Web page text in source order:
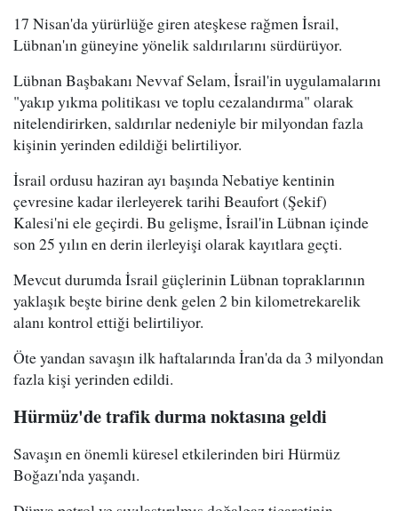
17 Nisan'da yürürlüğe giren ateşkese rağmen İsrail,
Lübnan'ın güneyine yönelik saldırılarını sürdürüyor.
Lübnan Başbakanı Nevvaf Selam, İsrail'in uygulamalarını
"yakıp yıkma politikası ve toplu cezalandırma" olarak
nitelendirirken, saldırılar nedeniyle bir milyondan fazla
kişinin yerinden edildiği belirtiliyor.
İsrail ordusu haziran ayı başında Nebatiye kentinin
çevresine kadar ilerleyerek tarihi Beaufort (Şekif)
Kalesi'ni ele geçirdi. Bu gelişme, İsrail'in Lübnan içinde
son 25 yılın en derin ilerleyişi olarak kayıtlara geçti.
Mevcut durumda İsrail güçlerinin Lübnan topraklarının
yaklaşık beşte birine denk gelen 2 bin kilometrekarelik
alanı kontrol ettiği belirtiliyor.
Öte yandan savaşın ilk haftalarında İran'da da 3 milyondan
fazla kişi yerinden edildi.
Hürmüz'de trafik durma noktasına geldi
Savaşın en önemli küresel etkilerinden biri Hürmüz
Boğazı'nda yaşandı.